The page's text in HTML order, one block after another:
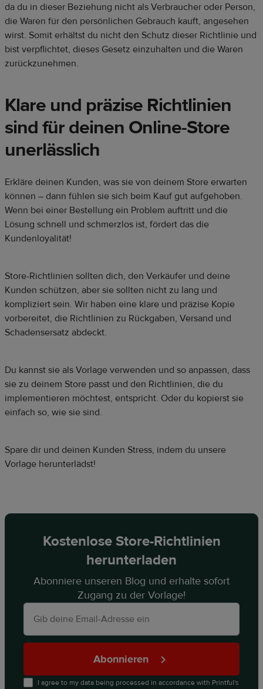
da du in dieser Beziehung nicht als Verbraucher oder Person,
die Waren für den persönlichen Gebrauch kauft, angesehen
wirst. Somit erhältst du nicht den Schutz dieser Richtlinie und
bist verpflichtet, dieses Gesetz einzuhalten und die Waren
zurückzunehmen.
Klare und präzise Richtlinien
sind für deinen Online-Store
unerlässlich
Erkläre deinen Kunden, was sie von deinem Store erwarten
können – dann fühlen sie sich beim Kauf gut aufgehoben.
Wenn bei einer Bestellung ein Problem auftritt und die
Lösung schnell und schmerzlos ist, fördert das die
Kundenloyalität!
Store-Richtlinien sollten dich, den Verkäufer und deine
Kunden schützen, aber sie sollten nicht zu lang und
kompliziert sein. Wir haben eine klare und präzise Kopie
vorbereitet, die Richtlinien zu Rückgaben, Versand und
Schadensersatz abdeckt.
Du kannst sie als Vorlage verwenden und so anpassen, dass
sie zu deinem Store passt und den Richtlinien, die du
implementieren möchtest, entspricht. Oder du kopierst sie
einfach so, wie sie sind.
Spare dir und deinen Kunden Stress, indem du unsere
Vorlage herunterlädst!
Kostenlose Store-Richtlinien
herunterladen
Abonniere unseren Blog und erhalte sofort
Zugang zu der Vorlage!
Abonnieren
I agree to my data being processed in accordance with Printful's